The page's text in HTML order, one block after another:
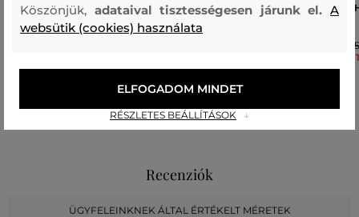
PIZSAMA GANT JERSEY PJ SET
23 990 Ft
ALSÓNEMŰ GANT C-NECK T-
PACK
134/140
Recenziók
ÜGYFELEINKNEK ÁLTAL ÉRTÉKELT MÉRETEK
Köszönjük, adataival tisztességesen járunk el.A
websütik (cookies) használata
RÉSZLETES BEÁLLÍTÁSOK
ELFOGADOM MINDET